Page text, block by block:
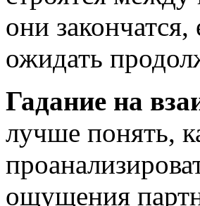
они
ожидать
Гадание на
лучше понять,
ощущения